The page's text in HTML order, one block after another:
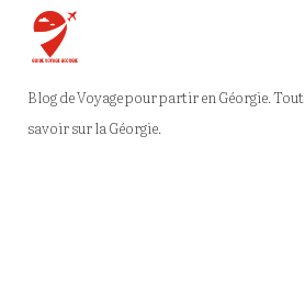
Blog de Voyage pour partir en Géorgie. Tout
savoir sur la Géorgie.